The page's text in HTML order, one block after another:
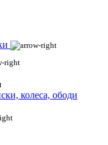
колеса, ободи